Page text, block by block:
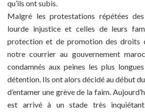
qu’ils ont subis.
Malgré les protestations répétées
lourde injustice et celles de leurs
protection et de promotion des droits
notre courrier au gouvernement
condamnés aux peines les plus
détention. Ils ont alors décidé au début
d’entamer une grève de la faim.
est arrivé à un stade très